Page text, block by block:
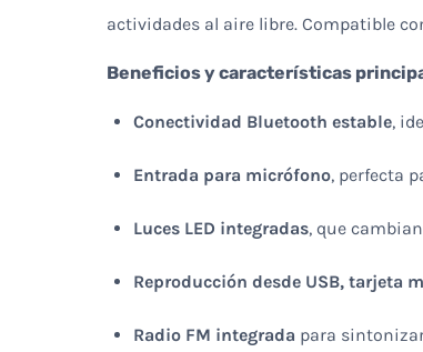
actividades al aire libre. Compatible
Beneficios y características
Conectividad Bluetooth estable,
Entrada para micrófono, perfecta
Luces LED integradas, que
Reproducción desde USB, tarjeta
Radio FM integrada para